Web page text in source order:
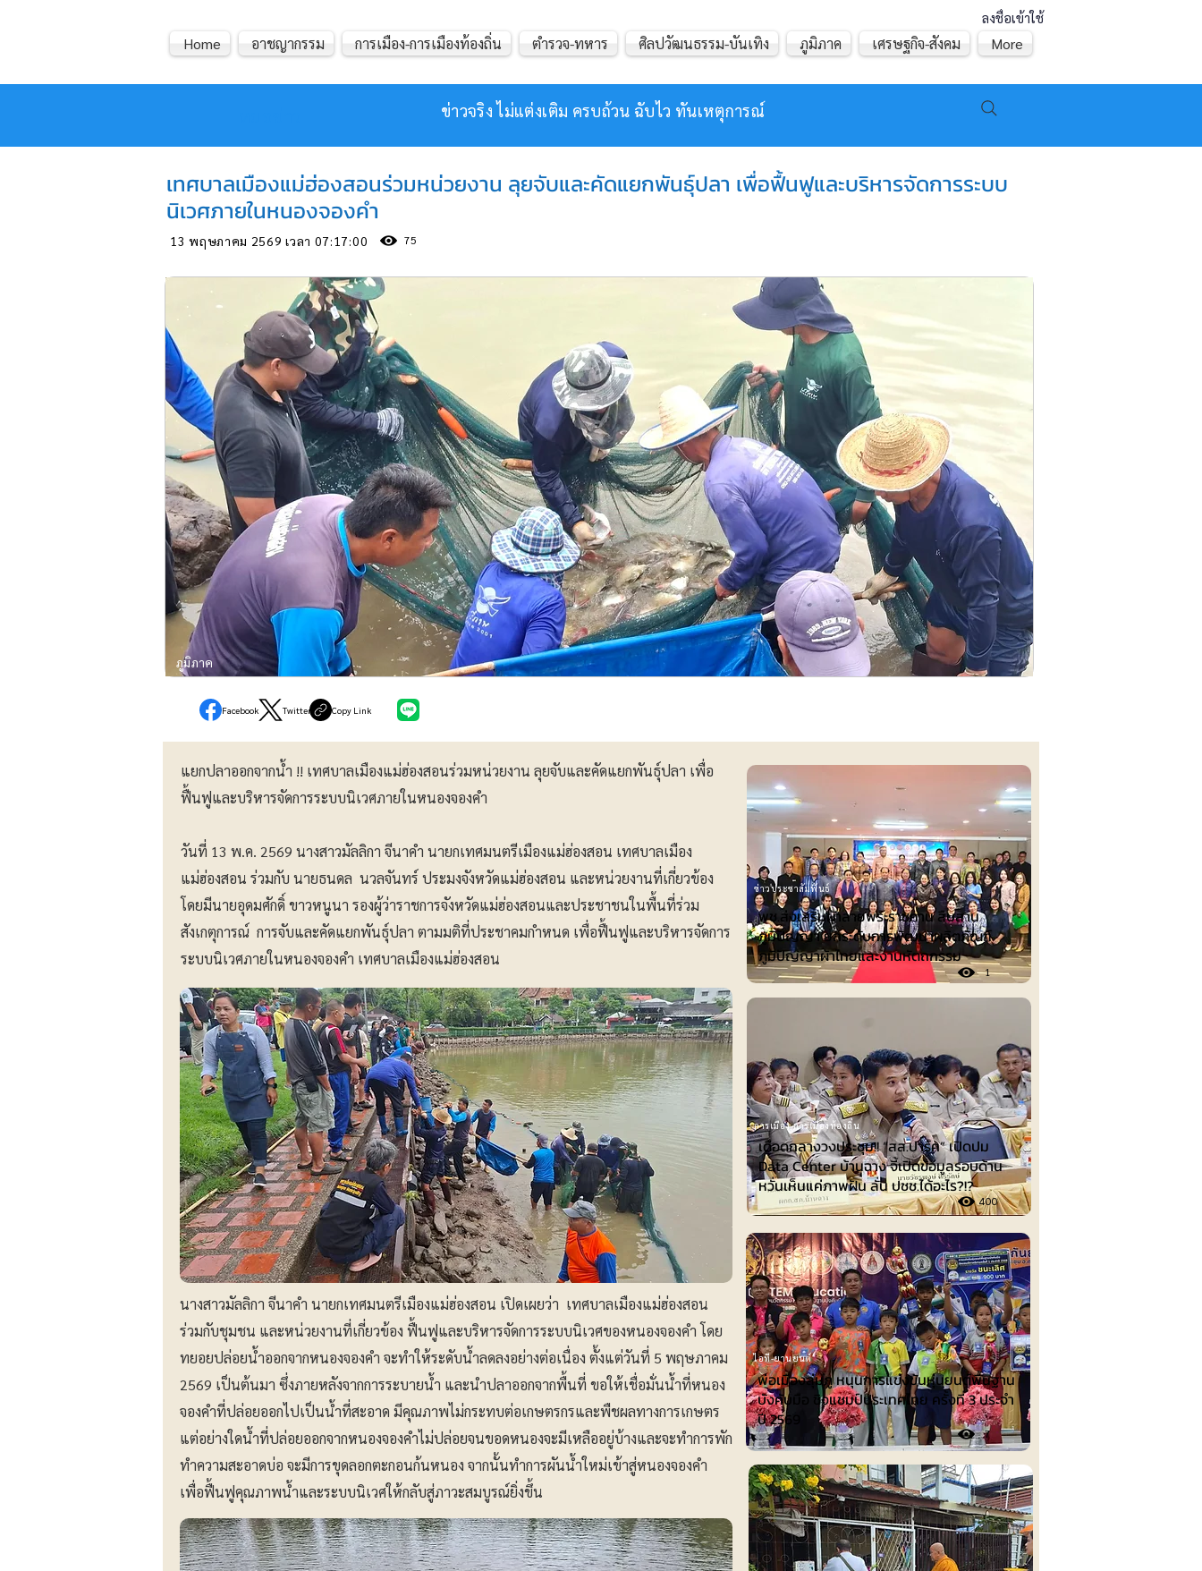
ลงชื่อเข้าใช้
ข่าวจริง ไม่แต่งเติม ครบถ้วน ฉับไว ทันเหตุการณ์
Home อาชญากรรม การเมือง-การเมืองท้องถิ่น ตำรวจ-ทหาร ศิลปวัฒนธรรม-บันเทิง ภูมิภาค เศรษฐกิจ-สังคม More
เทศบาลเมืองแม่ฮ่องสอนร่วมหน่วยงาน ลุยจับและคัดแยกพันธุ์ปลา เพื่อฟื้นฟูและบริหารจัดการระบบ
นิเวศภายในหนองจองคำ
13 พฤษภาคม 2569 เวลา 07:17:00 75
ภูมิภาค
Facebook Twitter Copy Link
แยกปลาออกจากน้ำ !! เทศบาลเมืองแม่ฮ่องสอนร่วมหน่วยงาน ลุยจับและคัดแยกพันธุ์ปลา เพื่อ
ฟื้นฟูและบริหารจัดการระบบนิเวศภายในหนองจองคำ
วันที่ 13 พ.ค. 2569 นางสาวมัลลิกา จีนาคำ นายกเทศมนตรีเมืองแม่ฮ่องสอน เทศบาลเมือง
แม่ฮ่องสอน ร่วมกับ นายธนดล นวลจันทร์ ประมงจังหวัดแม่ฮ่องสอน และหน่วยงานที่เกี่ยวข้อง
โดยมีนายอุดมศักดิ์ ขาวหนูนา รองผู้ว่าราชการจังหวัดแม่ฮ่องสอนและประชาชนในพื้นที่ร่วม
สังเกตุการณ์ การจับและคัดแยกพันธุ์ปลา ตามมติที่ประชาคมกำหนด เพื่อฟื้นฟูและบริหารจัดการ
ระบบนิเวศภายในหนองจองคำ เทศบาลเมืองแม่ฮ่องสอน
นางสาวมัลลิกา จีนาคำ นายกเทศมนตรีเมืองแม่ฮ่องสอน เปิดเผยว่า เทศบาลเมืองแม่ฮ่องสอน
ร่วมกับชุมชน และหน่วยงานที่เกี่ยวข้อง ฟื้นฟูและบริหารจัดการระบบนิเวศของหนองจองคำ โดย
ทยอยปล่อยน้ำออกจากหนองจองคำ จะทำให้ระดับน้ำลดลงอย่างต่อเนื่อง ตั้งแต่วันที่ 5 พฤษภาคม
2569 เป็นต้นมา ซึ่งภายหลังจากการระบายน้ำ และนำปลาออกจากพื้นที่ ขอให้เชื่อมั่นน้ำที่หนอง
จองคำที่ปล่อยออกไปเป็นน้ำที่สะอาด มีคุณภาพไม่กระทบต่อเกษตรกรและพืชผลทางการเกษตร
แต่อย่างใดน้ำที่ปล่อยออกจากหนองจองคำไม่ปล่อยจนขอดหนองจะมีเหลืออยู่บ้างและจะทำการพัก
ทำความสะอาดบ่อ จะมีการขุดลอกตะกอนก้นหนอง จากนั้นทำการผันน้ำใหม่เข้าสู่หนองจองคำ
เพื่อฟื้นฟูคุณภาพน้ำและระบบนิเวศให้กลับสู่ภาวะสมบูรณ์ยิ่งขึ้น
พช.ส่งเสริมผ้าลายพระราชทาน สืบสาน
ภูมิปัญญา ยกระดับการพัฒนาผลิตภัณฑ์
ภูมิปัญญาผ้าไทยและงานหัตถกรรม
1
ข่าวประชาสัมพันธ์
เดือดกลางวงประชุม!! “สส.ปาร์ค” เปิดปม
Data Center บ้านฉาง จี้เปิดข้อมูลรอบด้าน
หวั่นเห็นแค่ภาพฝัน ลั่น ปชช.ได้อะไร?!?
400
การเมือง-การเมืองท้องถิ่น
ไอที-ยานยนต์
พ่อเมืองลุ่มภู หนุนการแข่งขันหุ่นยนต์พื้นฐาน
บังคับมือ ชิงแชมป์ประเทศไทย ครั้งที่ 3 ประจำ
ปี 2569
7